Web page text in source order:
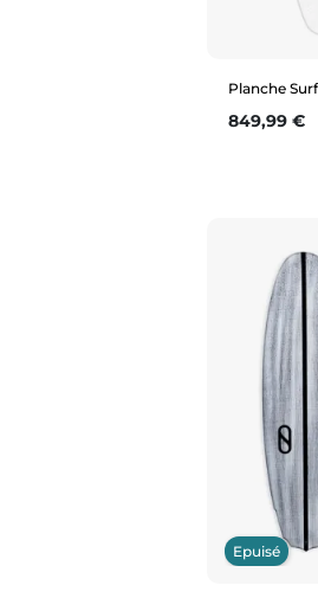
Planche
Prix
849,99 €
Epuisé